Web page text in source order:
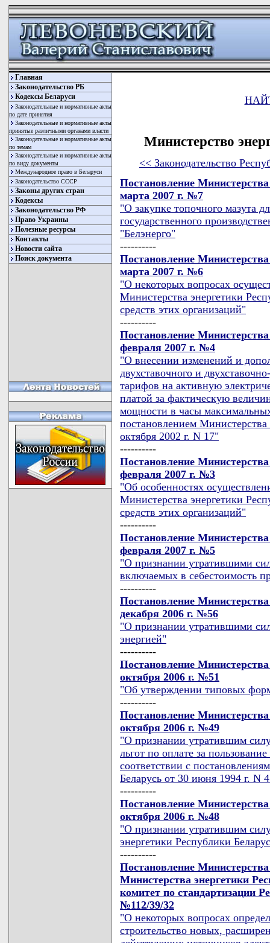
Главная
Законодательство РБ
Кодексы Беларуси
Законодательные и нормативные акты
по дате принятия
Законодательные и нормативные акты
принятые различными органами власти
Законодательные и нормативные акты
по темам
Законодательные и нормативные акты
по виду документы
Международное право в Беларуси
Законодательство СССР
Законы других стран
Кодексы
Законодательство РФ
Право Украины
Полезные ресурсы
Контакты
Новости сайта
Поиск документа
Министерство
<< Законодательство
Постановление
марта 2007 г. №7
"О закупке топочного мазута
государственного
"Белэнерго"
----------
Постановление
марта 2007 г. №6
"О некоторых вопросах
Министерства энергетики
средств этих организаций"
----------
Постановление
февраля 2007 г. №4
"О внесении изменений и
двухставочного и
тарифов на активную
платой за фактическую
мощности в часы
постановлением Министерства
октября 2002 г. N 17"
----------
Постановление
февраля 2007 г. №3
"Об особенностях
Министерства энергетики
средств этих организаций"
----------
Постановление
февраля 2007 г. №5
"О признании утратившими
включаемых в себестоимость
----------
Постановление
декабря 2006 г. №56
"О признании утратившими
энергией"
----------
Постановление
октября 2006 г. №51
"Об утверждении типовых
----------
Постановление
октября 2006 г. №49
"О признании утратившим
льгот по оплате за
соответствии с
Беларусь от 30 июня 1994 г. N
----------
Постановление
октября 2006 г. №48
"О признании утратившим
энергетики Республики
----------
Постановление
Министерства энергетики
комитет по стандартизации
№112/39/32
"О некоторых вопросах
строительство новых,